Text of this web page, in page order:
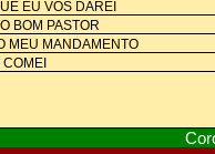
EU VOS DAREI
BOM PASTOR
MEU MANDAMENTO